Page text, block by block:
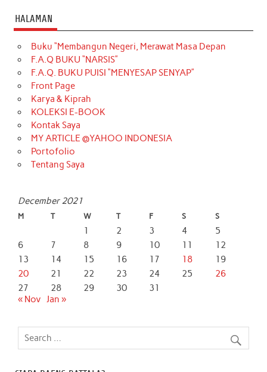
HALAMAN
Buku “Membangun Negeri, Merawat Masa Depan
F.A.Q BUKU “NARSIS”
F.A.Q. BUKU PUISI “MENYESAP SENYAP”
Front Page
Karya & Kiprah
KOLEKSI E-BOOK
Kontak Saya
MY ARTICLE @YAHOO INDONESIA
Portofolio
Tentang Saya
December 2021
M T W T F S S
1 2 3 4
5
6
7 8 9 10 11
12
13
14 15 16 17 18
19
20
21 22 23 24 25
26
27
28 29 30
31
« Nov Jan »